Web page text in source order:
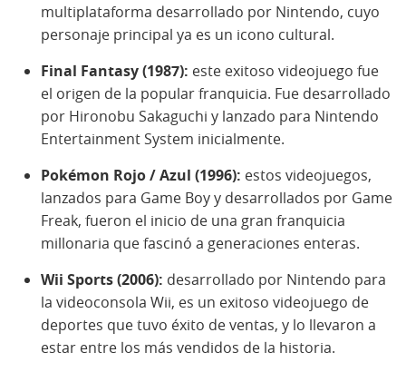
multiplataforma desarrollado por Nintendo, cuyo
personaje principal ya es un icono cultural.
Final Fantasy (1987): este exitoso videojuego fue
el origen de la popular franquicia. Fue desarrollado
por Hironobu Sakaguchi y lanzado para Nintendo
Entertainment System inicialmente.
Pokémon Rojo / Azul (1996): estos videojuegos,
lanzados para Game Boy y desarrollados por Game
Freak, fueron el inicio de una gran franquicia
millonaria que fascinó a generaciones enteras.
Wii Sports (2006): desarrollado por Nintendo para
la videoconsola Wii, es un exitoso videojuego de
deportes que tuvo éxito de ventas, y lo llevaron a
estar entre los más vendidos de la historia.